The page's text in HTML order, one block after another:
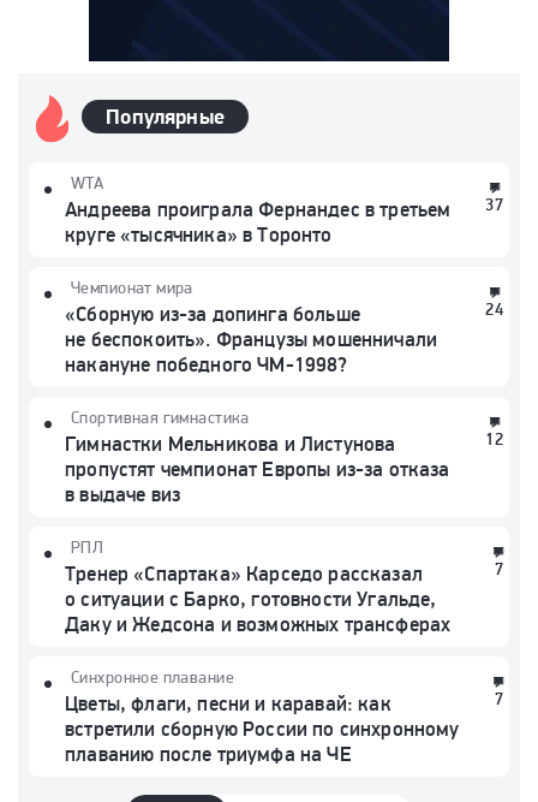
Популярные
37
WTA
Андреева проиграла Фернандес в третьем
круге «тысячника» в Торонто
24
Чемпионат мира
«Сборную из-за допинга больше
не беспокоить». Французы мошенничали
накануне победного ЧМ-1998?
12
Спортивная гимнастика
Гимнастки Мельникова и Листунова
пропустят чемпионат Европы из-за отказа
в выдаче виз
7
РПЛ
Тренер «Спартака» Карседо рассказал
о ситуации с Барко, готовности Угальде,
Даку и Жедсона и возможных трансферах
7
Синхронное плавание
Цветы, флаги, песни и каравай: как
встретили сборную России по синхронному
плаванию после триумфа на ЧЕ